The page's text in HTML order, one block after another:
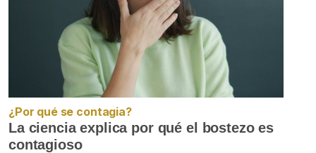
¿Por qué se contagia?
La ciencia explica por qué el bostezo es
contagioso